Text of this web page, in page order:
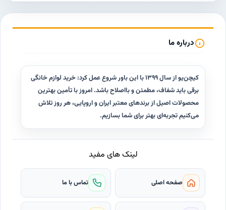
درباره ما
کیچن‌یو از سال ۱۳۹۹ با این باور شروع عمل کرد: خرید لوازم خانگی
برقی باید شفاف، مطمئن و با‌اصلاح باشد. امروز با تأمین بهترین
محصولات اصیل از برندهای معتبر ایران و اروپایی، هر روز تلاش
می‌کنیم تجربه‌ای بهتر برای شما بسازیم.
لینک های مفید
صفحه اصلی تماس با ما